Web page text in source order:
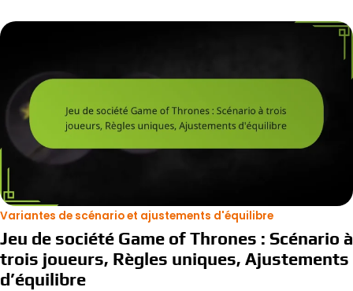
Variantes de scénario et ajustements d'équilibre
Jeu de société Game of Thrones : Scénario à
trois joueurs, Règles uniques, Ajustements
d’équilibre